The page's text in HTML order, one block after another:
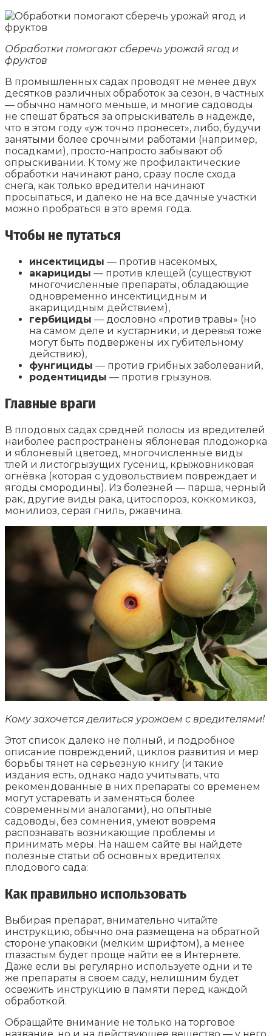
Обработки помогают сберечь урожай ягод и
фруктов
В промышленных садах проводят не менее двух
десятков различных обработок за сезон, в частных
— обычно намного меньше, и многие садоводы
не спешат браться за опрыскиватель в надежде,
что в этом году «уж точно пронесет», либо, будучи
занятыми более срочными работами (например,
посадками), просто-напросто забывают об
опрыскивании. К тому же профилактические
обработки начинают рано, сразу после схода
снега, как только вредители начинают
просыпаться, и далеко не на все дачные участки
можно пробраться в это время года.
Чтобы не путаться
инсектициды — против насекомых,
акарициды — против клещей (существуют
многочисленные препараты, обладающие
одновременно инсектицидным и
акарицидным действием),
гербициды — дословно «против травы» (но
на самом деле и кустарники, и деревья тоже
могут быть подвержены их губительному
действию),
фунгициды — против грибных заболеваний,
родентициды — против грызунов.
Главные враги
В плодовых садах средней полосы из вредителей
наиболее распространены яблоневая плодожорка
и яблоневый цветоед, многочисленные виды
тлей и листогрызущих гусениц, крыжовниковая
огнёвка (которая с удовольствием повреждает и
ягоды смородины). Из болезней — парша, черный
рак, другие виды рака, цитоспороз, коккомикоз,
монилиоз, серая гниль, ржавчина.
Кому захочется делиться урожаем с вредителями!
Этот список далеко не полный, и подробное
описание повреждений, циклов развития и мер
борьбы тянет на серьезную книгу (и такие
издания есть, однако надо учитывать, что
рекомендованные в них препараты со временем
могут устаревать и заменяться более
современными аналогами), но опытные
садоводы, без сомнения, умеют вовремя
распознавать возникающие проблемы и
принимать меры. На нашем сайте вы найдете
полезные статьи об основных вредителях
плодового сада:
Как правильно использовать
Выбирая препарат, внимательно читайте
инструкцию, обычно она размещена на обратной
стороне упаковки (мелким шрифтом), а менее
глазастым будет проще найти ее в Интернете.
Даже если вы регулярно используете одни и те
же препараты в своем саду, нелишним будет
освежить инструкцию в памяти перед каждой
обработкой.
Обращайте внимание не только на торговое